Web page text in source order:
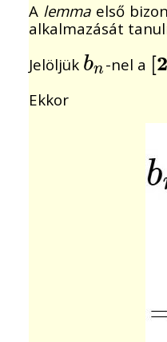
A lemmaelső
alkalmazását
Jelöljük bn
bn -nel a [2
Ekkor